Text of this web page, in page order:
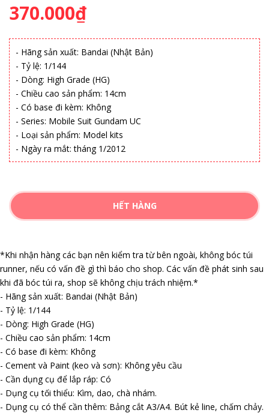
370.000₫
- Hãng sản xuất: Bandai (Nhật Bản)
- Tỷ lệ: 1/144
- Dòng: High Grade (HG)
- Chiều cao sản phẩm: 14cm
- Có base đi kèm: Không
- Series: Mobile Suit Gundam UC
- Loại sản phẩm: Model kits
- Ngày ra mắt: tháng 1/2012
HẾT HÀNG
*Khi nhận hàng các bạn nên kiểm tra từ bên ngoài, không bóc túi
runner, nếu có vấn đề gì thì báo cho shop. Các vấn đề phát sinh sau
khi đã bóc túi ra, shop sẽ không chịu trách nhiệm.*
- Hãng sản xuất: Bandai (Nhật Bản)
- Tỷ lệ: 1/144
- Dòng: High Grade (HG)
- Chiều cao sản phẩm: 14cm
- Có base đi kèm: Không
- Cement và Paint (keo và sơn): Không yêu cầu
- Cần dụng cụ để lắp ráp: Có
- Dụng cụ tối thiểu: Kìm, dao, chà nhám.
- Dụng cụ có thể cần thêm: Bảng cắt A3/A4. Bút kẻ line, chấm chảy.